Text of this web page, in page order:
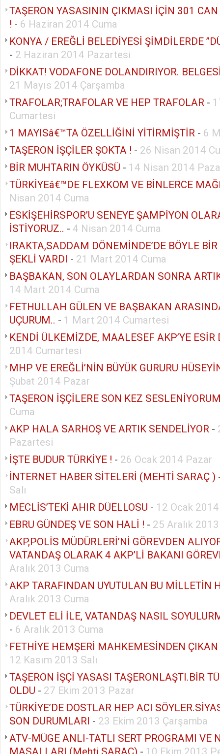
TAŞERON YASASININ ÇIKMASI İÇİN 301
! - 6 Haziran 2014 Cuma
KONYA / EREĞLİ BELEDİYESİ ŞİMDİLERDE
- 2 Haziran 2014 Pazartesi
DİKKAT! VODAFONE DOLANDIRIYOR.
21 Mayıs 2014 Çarşamba
TRAFOLAR;TRAFOLAR VE HEP TRAFOLAR -
Cumartesi
1 MAYISâ€™TA ÖZELLİĞİNİ YİTİRMİŞTİR - 6
TAŞERON İŞÇİLER ŞOKTA ! - 26 Nisan 2014
BİR MUHTARIN ÖYKÜSÜ - 14 Nisan 2014
TÜRKİYEâ€™DE FLEXKOM VE BİNLERCE
Nisan 2014 Cuma
ESKİŞEHİRSPOR’U SENEYE ŞAMPİYON
İSTİYORUZ.. - 4 Nisan 2014 Cuma
IRAKTA,SADDAM DÖNEMİNDE’DE BÖYLE
ŞEKLİ VARDI - 21 Mart 2014 Cuma
BAŞBAKAN, SON OLAYLARDAN SONRA
14 Mart 2014 Cuma
FETHULLAH GÜLEN VE BAŞBAKAN
UÇURUM.. - 1 Mart 2014 Cumartesi
KENDİ ÜLKEMİZDE, MAALESEF AKP’YE ESİR
2014 Cumartesi
MHP VE EREĞLİ’NİN BÜYÜK GURURU
Şubat 2014 Pazar
TAŞERON İŞÇİLERE SON KEZ
Cuma
AKP HALA SARHOŞ VE ARTIK SENDELİYOR -
Pazartesi
İŞTE BUDUR TÜRKİYE ! - 26 Ocak 2014 Pazar
İNTERNET HABER SİTELERİ (MEHTİ SARAÇ )
Salı
MECLİS’TEKİ AHIR DÜELLOSU - 12 Ocak
EBRU GÜNDEŞ VE SON HALİ ! - 25 Aralık
AKP,POLİS MÜDÜRLERİ’Nİ GÖREVDEN
VATANDAŞ OLARAK 4 AKP’Lİ BAKANI
Aralık 2013 Cuma
AKP TARAFINDAN UYUTULAN BU MİLLETİN
Aralık 2013 Cuma
DEVLET ELİ İLE, VATANDAŞ NASIL
- 6 Aralık 2013 Cuma
FETHİYE HEMŞERİ MAHKEMESİNDEN
12 Kasım 2013 Salı
TAŞERON İŞÇİ YASASI TAŞERONLAŞTI.BİR
OLDU - 27 Ekim 2013 Pazar
TÜRKİYE’DE DOSTLAR HEP ACI
SON DURUMLARI - 23 Ekim 2013 Çarşamba
ATV-MÜGE ANLI-TATLI SERT PROGRAMI VE
MASALLARI (Mehti SARAÇ) - 10 Ekim 2013